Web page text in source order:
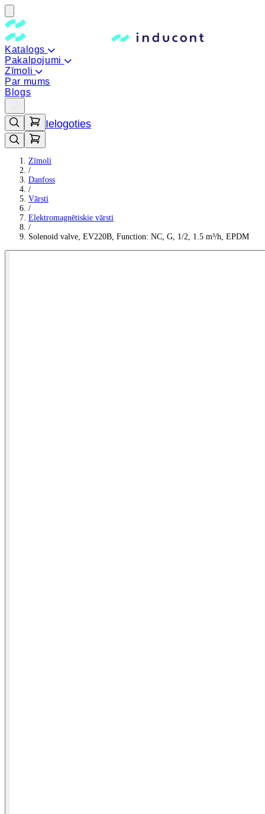
Katalogs
Pakalpojumi
Zīmoli
Par mums
Blogs
Ielogoties
Zīmoli
/
Danfoss
/
Vārsti
/
Elektromagnētiskie vārsti
/
Solenoid valve, EV220B, Function: NC, G, 1/2, 1.5 m³/h, EPDM